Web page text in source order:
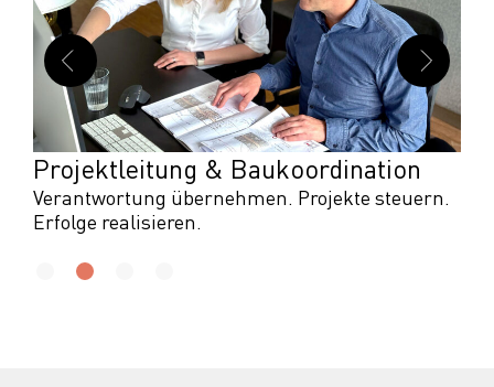
Projektleitung & Baukoordination
Verantwortung übernehmen. Projekte steuern.
Erfolge realisieren.